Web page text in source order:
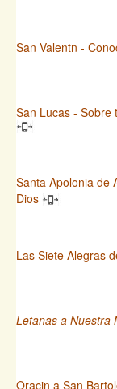
San Valentn -
San Lucas - Sobre
Santa Apolonia de
Dios
Las Siete Alegras
Letanas a Nuestra
Oracin a San